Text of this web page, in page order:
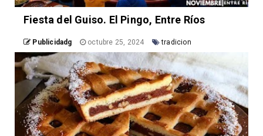
Fiesta del Guiso. El Pingo, Entre Ríos
Publicidadg octubre 25, 2024 tradicion